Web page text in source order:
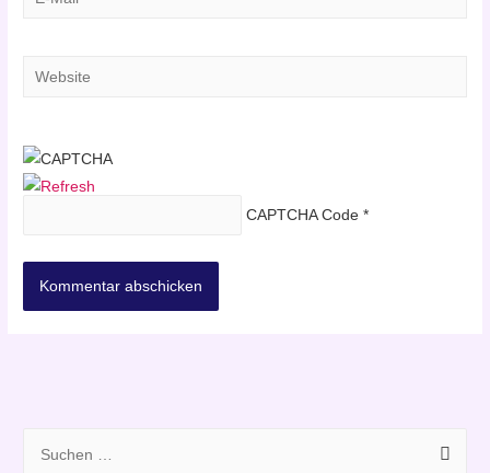
Website
CAPTCHA Code*